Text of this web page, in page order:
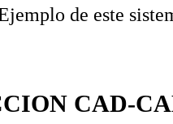
de este
CAD-